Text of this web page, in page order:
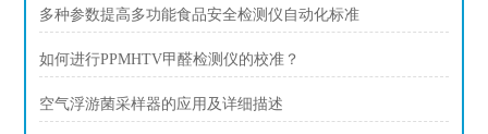
多种参数提高多功能食品安全检测仪自动化标准
如何进行PPMHTV甲醛检测仪的校准？
空气浮游菌采样器的应用及详细描述